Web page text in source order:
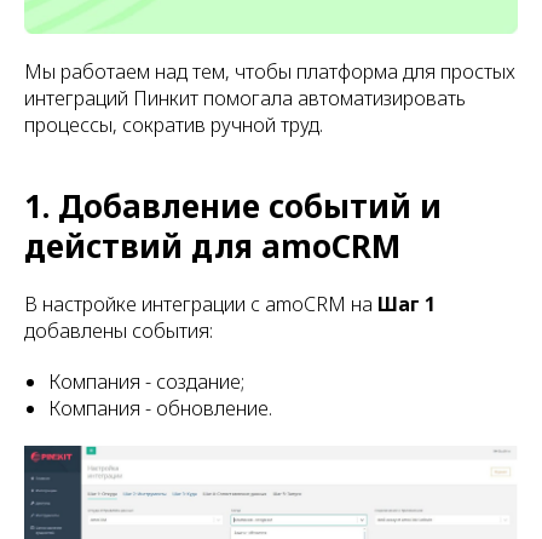
Мы работаем над тем, чтобы платформа для простых
интеграций Пинкит помогала автоматизировать
процессы, сократив ручной труд.
1. Добавление событий и
действий для amoCRM
В настройке интеграции c amoCRM на Шаг 1
добавлены события:
Компания - создание;
Компания - обновление.